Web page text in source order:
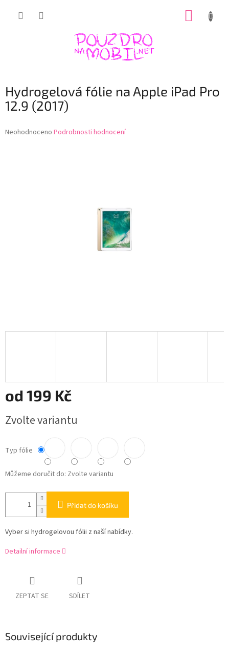
Hydrogelová fólie na Apple iPad Pro
12.9 (2017)
Průměrné
Neohodnoceno Podrobnosti hodnocení
od 199 Kč
cena:
Zvolte variantu
Typ fólie
Můžeme doručit do: Zvolte variantu
Přidat do košíku
Vyber si hydrogelovou fólii z naší nabídky.
Detailní informace
ZEPTAT SE SDÍLET
Související produkty